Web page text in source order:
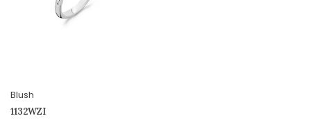
Blush
1132WZI